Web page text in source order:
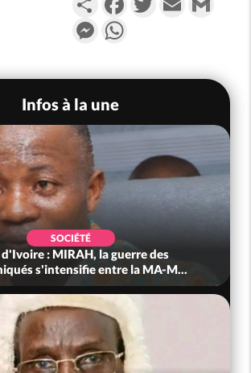
Messenger
Infos à la une
SOCIÉTÉ
: MIRAH, la guerre des
s'intensifie entre la MA-M...